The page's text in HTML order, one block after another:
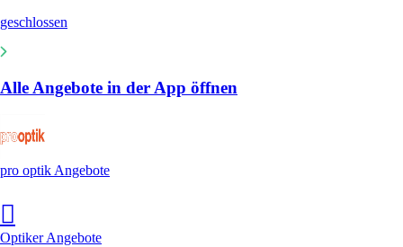
geschlossen
Alle Angebote in der App öffnen
pro optik Angebote
Optiker Angebote